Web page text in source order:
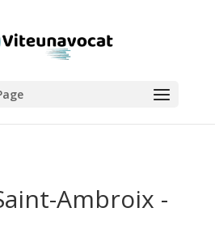
Ambroix -